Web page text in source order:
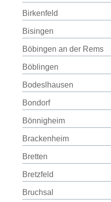
Birkenfeld
Bisingen
Böbingen an der Rems
Böblingen
Bodeslhausen
Bondorf
Bönnigheim
Brackenheim
Bretten
Bretzfeld
Bruchsal